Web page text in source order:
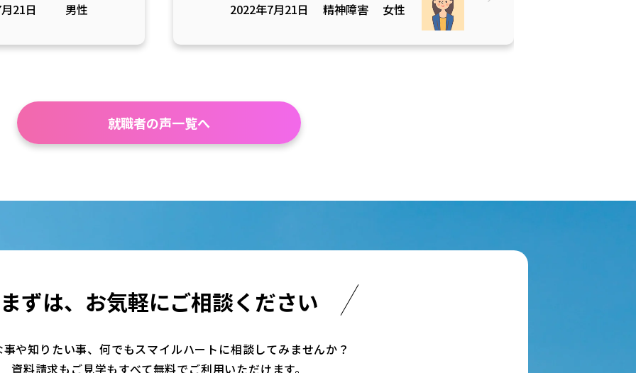
21日 男性 2022年7月21日 精神障害 女性
就職者の声一覧へ
まずは、 お気軽にご相談ください
事や知りたい事、何でもスマイルハートに相談してみませんか？
資料請求もご見学もすべて無料でご利用いただけます。